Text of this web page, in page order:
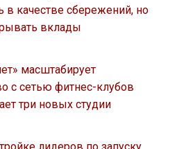
в качестве сбережений, но
вклады
масштабирует
с сетью фитнес-клубов
три новых студии